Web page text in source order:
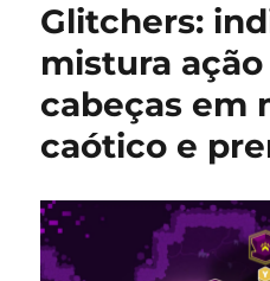
Glitchers:
mistura
cabeças em
caótico e